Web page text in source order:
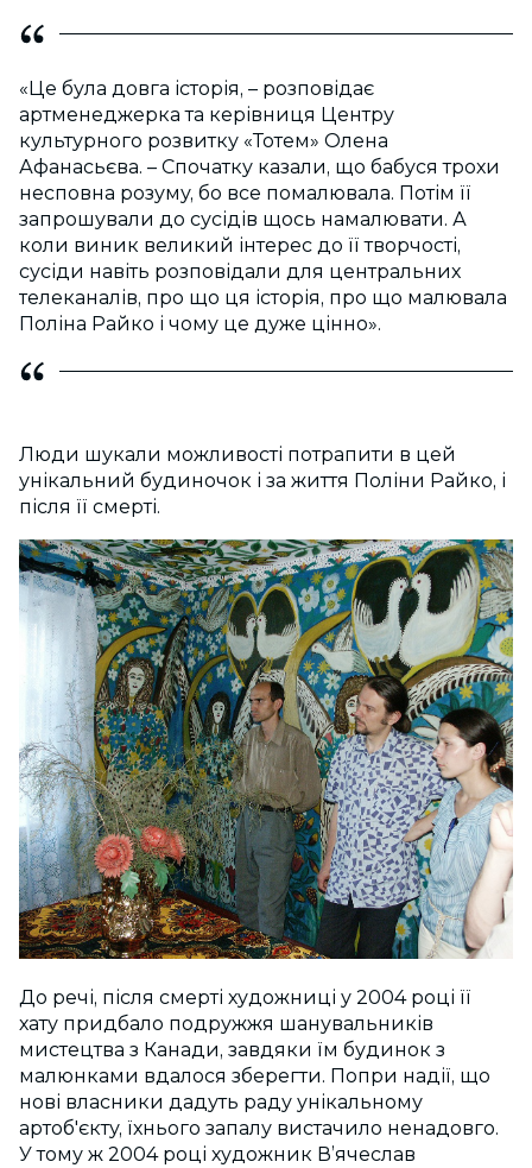
«Це була довга історія, – розповідає
артменеджерка та керівниця Центру
культурного розвитку «Тотем» Олена
Афанасьєва. – Спочатку казали, що бабуся трохи
несповна розуму, бо все помалювала. Потім її
запрошували до сусідів щось намалювати. А
коли виник великий інтерес до її творчості,
сусіди навіть розповідали для центральних
телеканалів, про що ця історія, про що малювала
Поліна Райко і чому це дуже цінно».
Люди шукали можливості потрапити в цей
унікальний будиночок і за життя Поліни Райко, і
після її смерті.
До речі, після смерті художниці у 2004 році її
хату придбало подружжя шанувальників
мистецтва з Канади, завдяки їм будинок з
малюнками вдалося зберегти. Попри надії, що
нові власники дадуть раду унікальному
артоб'єкту, їхнього запалу вистачило ненадовго.
У тому ж 2004 році художник В’ячеслав